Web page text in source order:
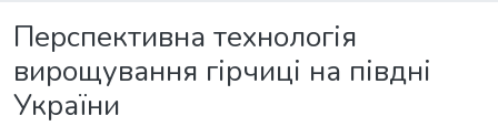
Перспективна технологія
вирощування гірчиці на півдні
України